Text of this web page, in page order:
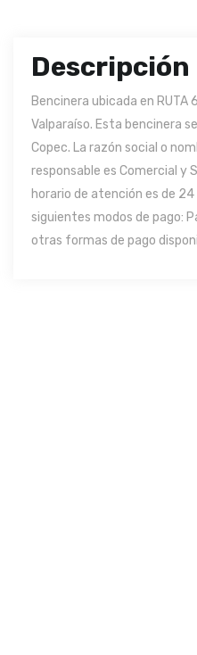
Descripción
Bencinera ubicada en RUTA
Valparaíso. Esta bencinera
Copec. La razón social o
responsable es Comercial y
horario de atención es de
siguientes modos de pago:
otras formas de pago